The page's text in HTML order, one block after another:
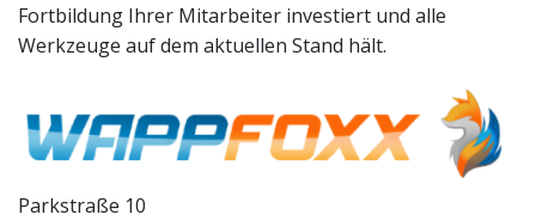
Fortbildung Ihrer Mitarbeiter investiert und alle
Werkzeuge auf dem aktuellen Stand hält.
Parkstraße 10